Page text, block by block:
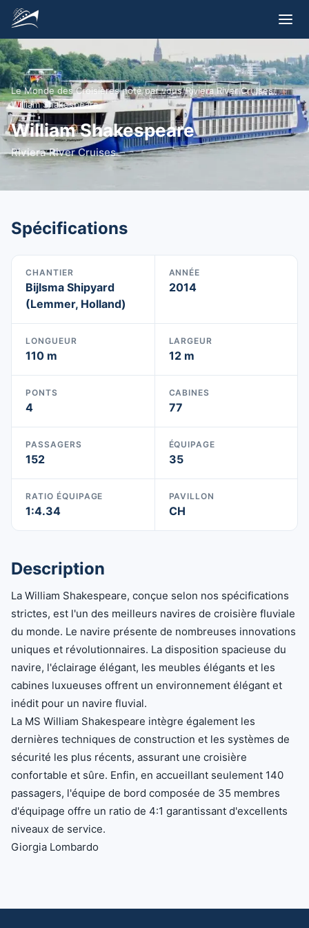
Le Monde des Croisières noté par vous/Riviera River Cruises/
William Shakespeare
William Shakespeare
Riviera River Cruises
Spécifications
CHANTIER
Bijlsma Shipyard
(Lemmer, Holland)
ANNÉE
2014
LONGUEUR
110 m
LARGEUR
12 m
PONTS
4
CABINES
77
PASSAGERS
152
ÉQUIPAGE
35
RATIO ÉQUIPAGE
1:4.34
PAVILLON
CH
Description
La William Shakespeare, conçue selon nos spécifications
strictes, est l'un des meilleurs navires de croisière fluviale
du monde. Le navire présente de nombreuses innovations
uniques et révolutionnaires. La disposition spacieuse du
navire, l'éclairage élégant, les meubles élégants et les
cabines luxueuses offrent un environnement élégant et
inédit pour un navire fluvial.
La MS William Shakespeare intègre également les
dernières techniques de construction et les systèmes de
sécurité les plus récents, assurant une croisière
confortable et sûre. Enfin, en accueillant seulement 140
passagers, l'équipe de bord composée de 35 membres
d'équipage offre un ratio de 4:1 garantissant d'excellents
niveaux de service.
Giorgia Lombardo